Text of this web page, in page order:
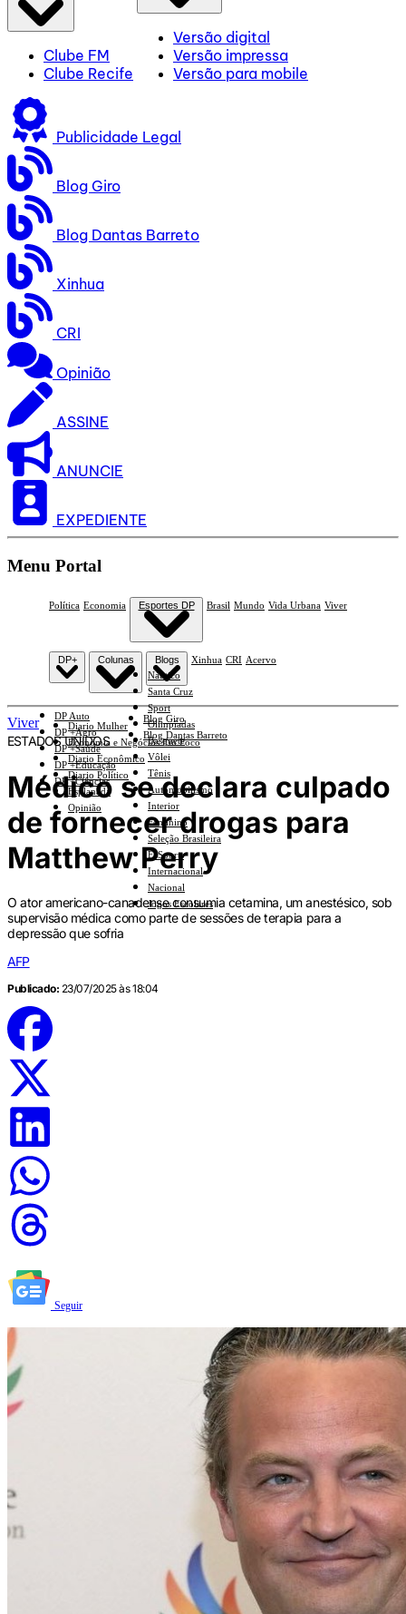
Clube FM
Clube Recife
Versão digital
Versão impressa
Versão para mobile
Publicidade Legal
Blog Giro
Blog Dantas Barreto
Xinhua
CRI
Opinião
ASSINE
ANUNCIE
EXPEDIENTE
Menu Portal
Política Economia Esportes DP
Náutico
Santa Cruz
Sport
Olimpíadas
Basquete
Vôlei
Tênis
Automobilismo
Interior
Feminino
Seleção Brasileira
E-Sports
Internacional
Nacional
Jogos Escolares
Brasil Mundo Vida Urbana Viver
DP+
DP Auto
DP +Agro
DP +Saúde
DP +Educação
DP +Ciências
Colunas
Diario Mulher
Economia e Negócios Em Foco
Diario Econômico
Diario Político
Esplanada
Opinião
Blogs
Blog Giro
Blog Dantas Barreto
Xinhua CRI Acervo
Viver
ESTADOS UNIDOS
Médico se declara culpado
de fornecer drogas para
Matthew Perry
O ator americano-canadense consumia cetamina, um anestésico, sob
supervisão médica como parte de sessões de terapia para a
depressão que sofria
AFP
Publicado: 23/07/2025 às 18:04
Seguir